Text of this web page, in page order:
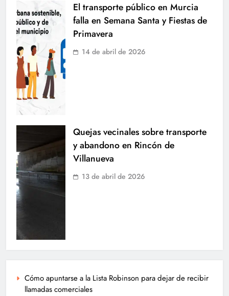
Cómo apuntarse a la Lista Robinson para dejar de recibir
llamadas comerciales
El transporte público en Murcia
falla en Semana Santa y Fiestas de
Primavera
14 de abril de 2026
Quejas vecinales sobre transporte
y abandono en Rincón de
Villanueva
13 de abril de 2026